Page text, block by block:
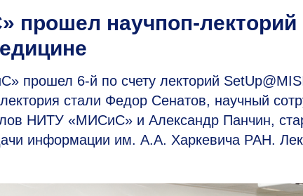
научпоп-лекторий
прошел 6-й по счету лекторий
стали Федор Сенатов, научный
НИТУ «МИСиС» и Александр Панчин,
информации им. А.А. Харкевича РАН.